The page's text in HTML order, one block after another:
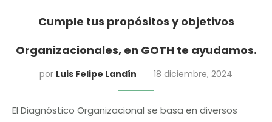
Cumple tus propósitos y objetivos
Organizacionales, en GOTH te ayudamos.
por Luis Felipe Landín 18 diciembre, 2024
El Diagnóstico Organizacional se basa en diversos